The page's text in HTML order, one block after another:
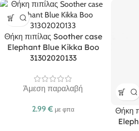
Θήκη πιπίλας Soother case
Elephant Blue Kikka Boo
31302020133
Άμεση παραλαβή
2.99 € με φπα
Θήκη